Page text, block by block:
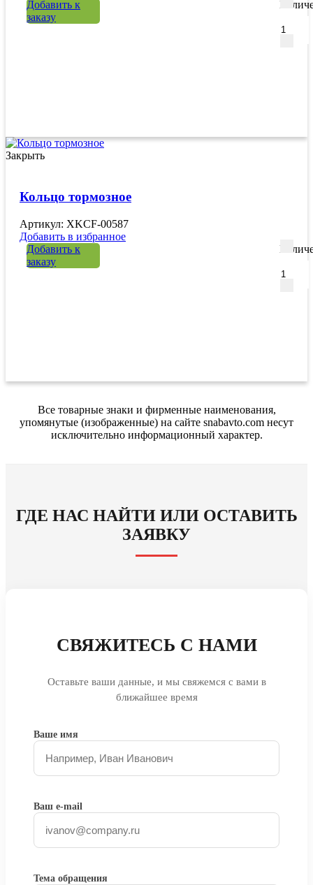
Добавить к
заказу
Закрыть
Кольцо тормозное
Артикул: XKCF-00587
Добавить в избранное
Добавить к
заказу
Все товарные знаки и фирменные наименования,
упомянутые (изображенные) на сайте snabavto.com несут
исключительно информационный характер.
ГДЕ НАС НАЙТИ ИЛИ ОСТАВИТЬ
ЗАЯВКУ
СВЯЖИТЕСЬ С НАМИ
Оставьте ваши данные, и мы свяжемся с вами в
ближайшее время
Ваше имя
Ваш e-mail
Тема обращения